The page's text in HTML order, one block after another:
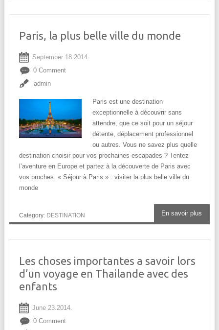
Paris, la plus belle ville du monde
September 18.2014.
0 Comment
admin
Paris est une destination
exceptionnelle à découvrir sans
attendre, que ce soit pour un séjour
détente, déplacement professionnel
ou autres. Vous ne savez plus quelle
destination choisir pour vos prochaines escapades ? Tentez
l’aventure en Europe et partez à la découverte de Paris avec
vos proches. « Séjour à Paris » : visiter la plus belle ville du
monde
Category: DESTINATION En savoir plus
Les choses importantes a savoir lors
d’un voyage en Thailande avec des
enfants
June 23.2014.
0 Comment